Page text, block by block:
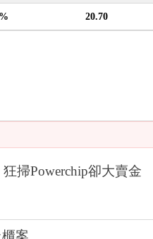
20.70
掃Powerchip卻大賣金
案